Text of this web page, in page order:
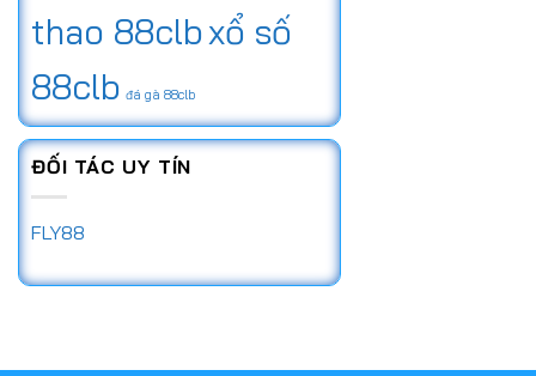
thao 88clbxổ số
88clb đá gà 88clb
ĐỐI TÁC UY TÍN
FLY88